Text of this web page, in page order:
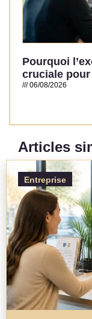
Pourquoi
cruciale
06/08/2026
Articles
Entreprise